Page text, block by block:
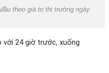
theo giá trị thị trường ngày
với 24 giờ trước, xuống